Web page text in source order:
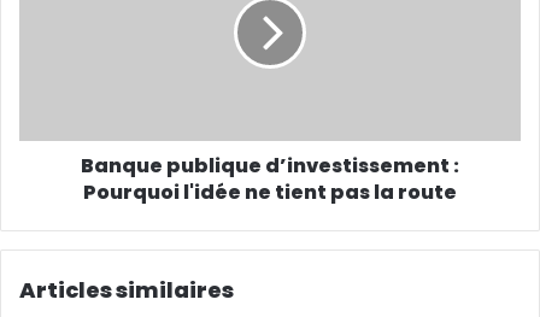
Banque publique d’investissement :
Pourquoi l'idée ne tient pas la route
Articles similaires